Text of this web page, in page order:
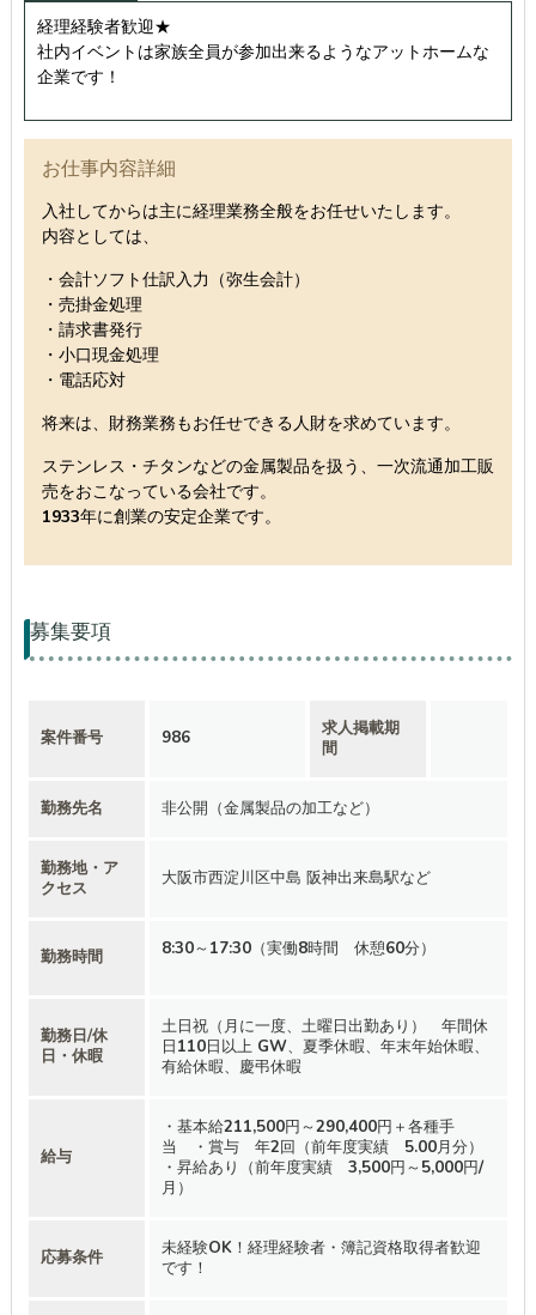
経理経験者歓迎★
社内イベントは家族全員が参加出来るようなアットホームな
企業です！
お仕事内容詳細
入社してからは主に経理業務全般をお任せいたします。
内容としては、
・会計ソフト仕訳入力（弥生会計）
・売掛金処理
・請求書発行
・小口現金処理
・電話応対
将来は、財務業務もお任せできる人財を求めています。
ステンレス・チタンなどの金属製品を扱う、一次流通加工販
売をおこなっている会社です。
1933年に創業の安定企業です。
募集要項
案件番号 986
求人掲載期
間
勤務先名 非公開（金属製品の加工など）
勤務地・ア
クセス
大阪市西淀川区中島 阪神出来島駅など
勤務時間 8:30～17:30（実働8時間 休憩60分）
勤務日/休
日・休暇
土日祝（月に一度、土曜日出勤あり） 年間休
日110日以上 GW、夏季休暇、年末年始休暇、
有給休暇、慶弔休暇
給与
・基本給211,500円～290,400円＋各種手
当 ・賞与 年2回（前年度実績 5.00月分）
・昇給あり（前年度実績 3,500円～5,000円/
月）
応募条件
未経験OK！経理経験者・簿記資格取得者歓迎
です！